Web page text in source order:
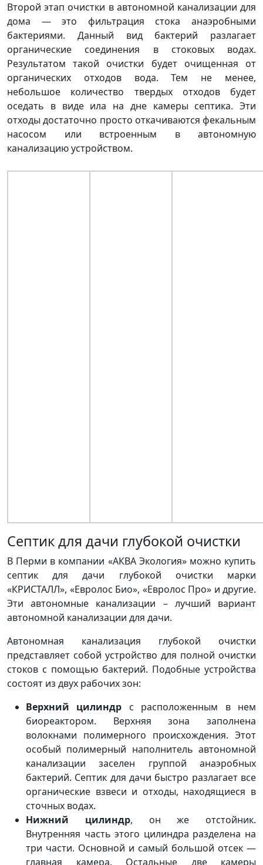
Второй этап очистки в автономной канализации для
дома — это фильтрация стока анаэробными
бактериями. Данный вид бактерий разлагает
органические соединения в стоковых водах.
Результатом такой очистки будет очищенная от
органических отходов вода. Тем не менее,
небольшое количество твердых отходов будет
оседать в виде ила на дне камеры септика. Эти
отходы достаточно просто откачиваются фекальным
насосом или встроенным в автономную
канализацию устройством.
Септик для дачи глубокой очистки
В Перми в компании «АКВА Экология» можно купить
септик для дачи глубокой очистки марки
«КРИСТАЛЛ», «Евролос Био», «Евролос Про» и другие.
Эти автономные канализации – лучший вариант
автономной канализации для дачи.
Автономная канализация глубокой очистки
представляет собой устройство для полной очистки
стоков с помощью бактерий. Подобные устройства
состоят из двух рабочих зон:
Верхний цилиндр с расположенным в нем
биореактором. Верхняя зона заполнена
волокнами полимерного происхождения. Этот
особый полимерный наполнитель автономной
канализации заселен группой анаэробных
бактерий. Септик для дачи быстро разлагает все
органические взвеси и отходы, находящиеся в
сточных водах.
Нижний цилиндр, он же отстойник.
Внутренняя часть этого цилиндра разделена на
три части. Основной и самый большой отсек —
главная камера. Остальные две камеры